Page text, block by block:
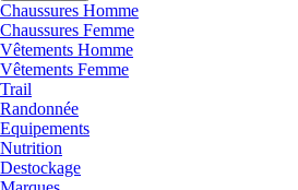
Chaussures Homme
Chaussures Femme
Vêtements Homme
Vêtements Femme
Trail
Randonnée
Equipements
Nutrition
Destockage